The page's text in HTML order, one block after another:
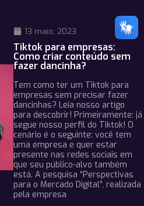
13 maio, 2023
Tiktok para empresas:
Como criar conteúdo sem
fazer dancinha?
Tem como ter um Tiktok para
empresas sem precisar fazer
dancinhas? Leia nosso artigo
para descobrir! Primeiramente: já
segue nosso perfil do Tiktok! O
cenário é o seguinte: você tem
uma empresa e quer estar
presente nas redes sociais em
que seu público-alvo também
está. A pesquisa “Perspectivas
para o Mercado Digital”, realizada
pela empresa